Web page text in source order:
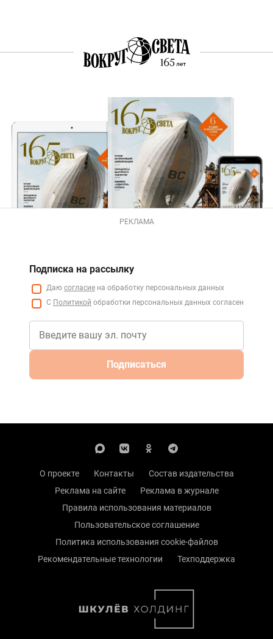
РЕКЛАМА
Подписка на рассылку
Даю согласие на обработку персональных данных
С Политикой обработки персональных данных согласен
Подписаться
О проекте Контакты
Состав издательства
Реклама на сайте
Реклама в журнале
Правила использования материалов
Пользовательское соглашение
Политика использования cookie-файлов
Рекомендательные технологии
Техподдержка